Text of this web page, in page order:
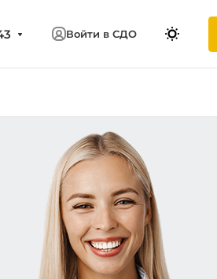
Войти в СДО